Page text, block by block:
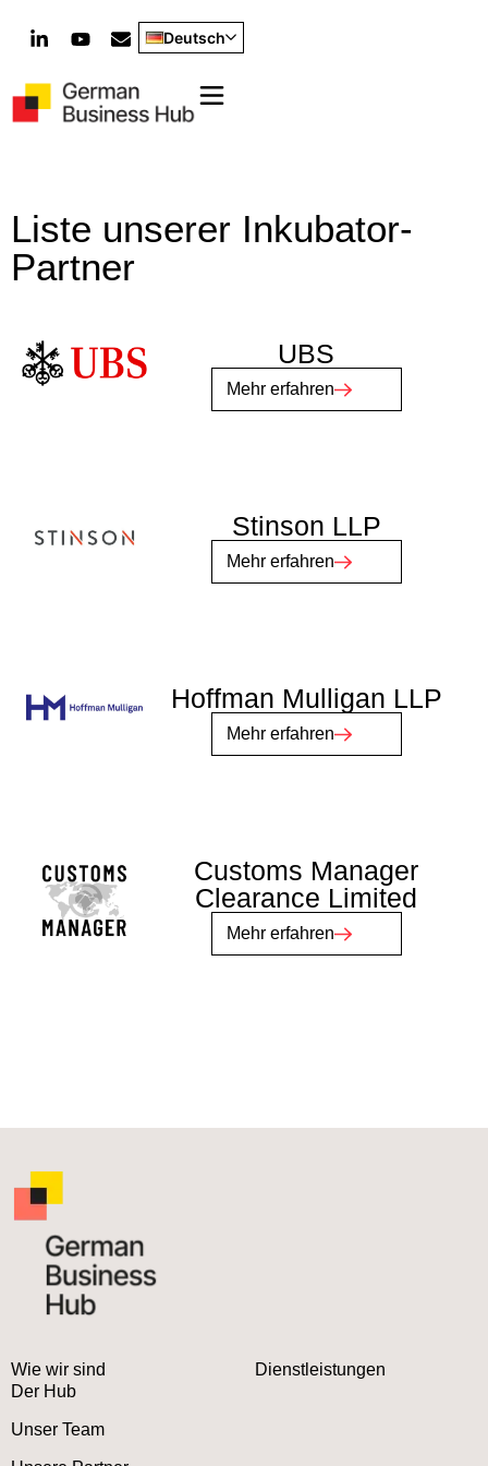
Deutsch
Liste unserer Inkubator-
Partner
UBS
Mehr erfahren
Stinson LLP
Mehr erfahren
Hoffman Mulligan LLP
Mehr erfahren
Customs Manager
Clearance Limited
Mehr erfahren
Wie wir sind
Der Hub
Unser Team
Dienstleistungen